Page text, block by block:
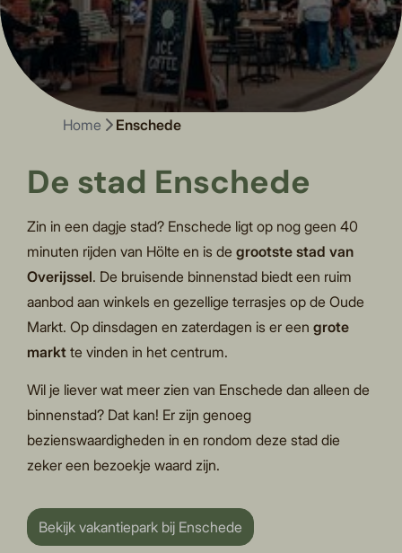
Home Enschede
De stad Enschede
Zin in een dagje stad? Enschede ligt op nog geen 40
minuten rijden van Hölte en is degrootste stad van
Overijssel. De bruisende binnenstad biedt een ruim
aanbod aan winkels en gezellige terrasjes op de Oude
Markt. Op dinsdagen en zaterdagen is er eengrote
markt te vinden in het centrum.
Wil je liever wat meer zien van Enschede dan alleen de
binnenstad? Dat kan! Er zijn genoeg
bezienswaardigheden in en rondom deze stad die
zeker een bezoekje waard zijn.
Bekijk vakantiepark bij Enschede